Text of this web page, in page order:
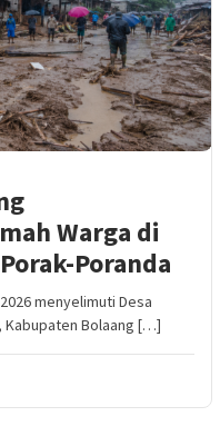
Warga di
Poranda
menyelimuti Desa
Kabupaten Bolaang […]